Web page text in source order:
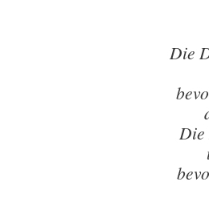
Die
Die